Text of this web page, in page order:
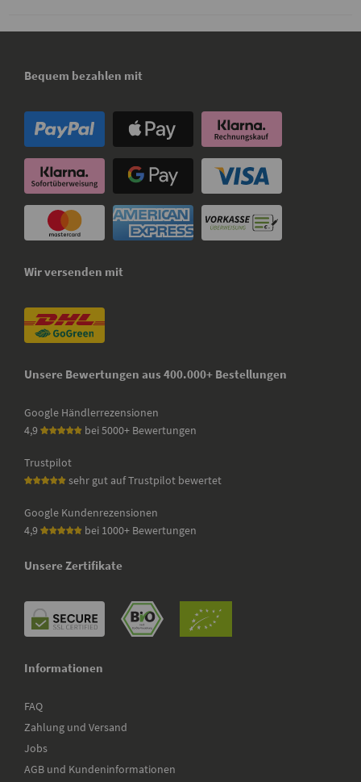
Bequem bezahlen mit
Wir versenden mit
Unsere Bewertungen aus 400.000+ Bestellungen
Google Händlerrezensionen
4,9
bei 5000+ Bewertungen
Trustpilot
sehr gut auf Trustpilot bewertet
Google Kundenrezensionen
4,9
bei 1000+ Bewertungen
Unsere Zertifikate
Informationen
FAQ
Zahlung und Versand
Jobs
AGB und Kundeninformationen